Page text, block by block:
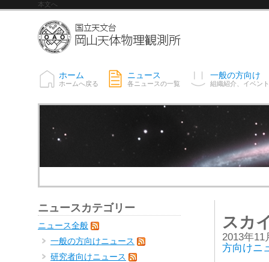
本文へ
ホーム
ホームへ戻る
ニュース
各ニュースの一覧
一般の方向け
組織紹介、イベン
スカ
2013年
方向けニ
ニュースカテゴリー
ニュース全般
一般の方向けニュース
研究者向けニュース